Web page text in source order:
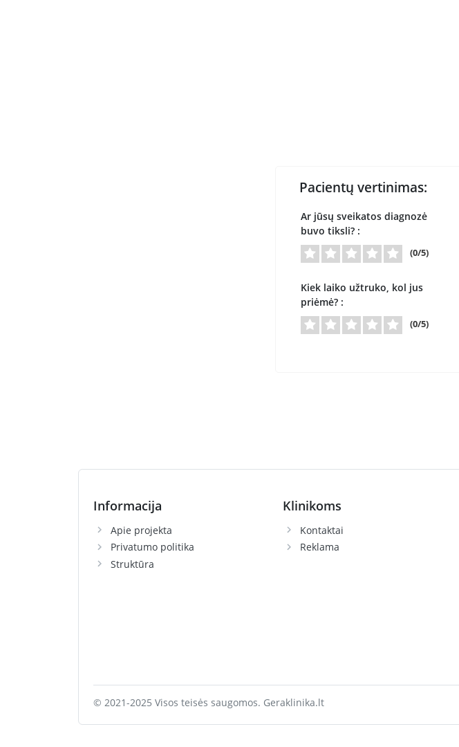
Pacientų vertinimas:
Ar jūsų sveikatos diagnozė
buvo tiksli? :
(0/5)
Kiek laiko užtruko, kol jus
priėmė? :
(0/5)
Informacija
Apie projekta
Privatumo politika
Struktūra
Klinikoms
Kontaktai
Reklama
© 2021-2025 Visos teisės saugomos. Geraklinika.lt